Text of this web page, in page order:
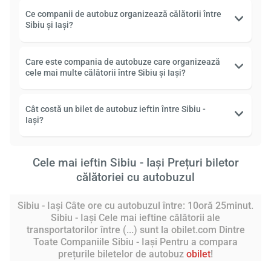
Ce companii de autobuz organizează călătorii între
Sibiu și Iași?
Care este compania de autobuze care organizează
cele mai multe călătorii între Sibiu și Iași?
Cât costă un bilet de autobuz ieftin între Sibiu -
Iași?
Cele mai ieftin Sibiu - Iași Prețuri biletor
călătoriei cu autobuzul
Sibiu - Iași Câte ore cu autobuzul între: 10oră 25minut.
Sibiu - Iași Cele mai ieftine călătorii ale
transportatorilor între (...) sunt la obilet.com Dintre
Toate Companiile Sibiu - Iași Pentru a compara
prețurile biletelor de autobuz obilet!